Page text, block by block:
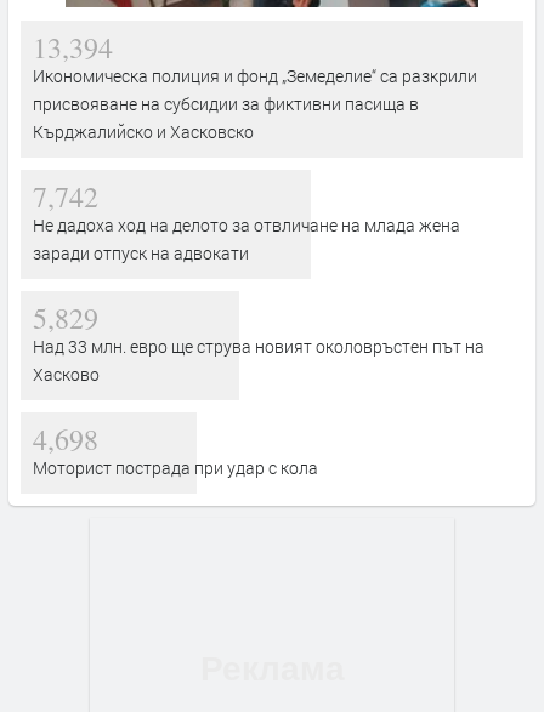
13,394
Икономическа полиция и фонд „Земеделие“ са разкрили
присвояване на субсидии за фиктивни пасища в
Кърджалийско и Хасковско
7,742
Не дадоха ход на делото за отвличане на млада жена
заради отпуск на адвокати
5,829
Над 33 млн. евро ще струва новият околовръстен път на
Хасково
4,698
Моторист пострада при удар с кола